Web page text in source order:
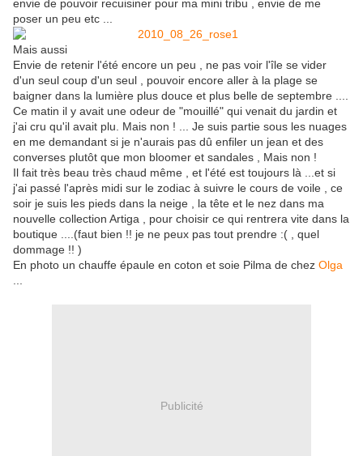
envie de pouvoir recuisiner pour ma mini tribu , envie de me
poser un peu etc ...
Mais aussi
Envie de retenir l'été encore un peu , ne pas voir l'île se vider
d'un seul coup d'un seul , pouvoir encore aller à la plage se
baigner dans la lumière plus douce et plus belle de septembre ....
Ce matin il y avait une odeur de "mouillé" qui venait du jardin et
j'ai cru qu'il avait plu. Mais non ! ... Je suis partie sous les nuages
en me demandant si je n'aurais pas dû enfiler un jean et des
converses plutôt que mon bloomer et sandales , Mais non !
Il fait très beau très chaud même , et l'été est toujours là ...et si
j'ai passé l'après midi sur le zodiac à suivre le cours de voile , ce
soir je suis les pieds dans la neige , la tête et le nez dans ma
nouvelle collection Artiga , pour choisir ce qui rentrera vite dans la
boutique ....(faut bien !! je ne peux pas tout prendre :( , quel
dommage !! )
En photo un chauffe épaule en coton et soie Pilma de chez Olga
Publicité